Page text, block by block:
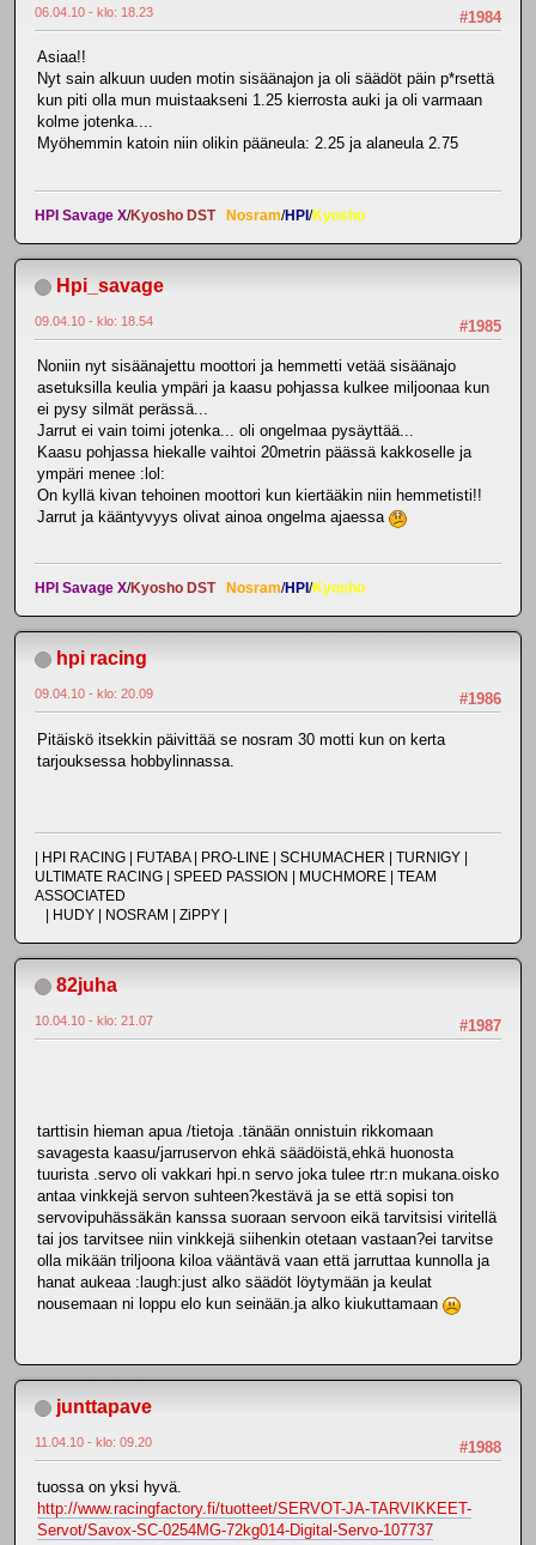
#1984
06.04.10 - klo: 18.23
Asiaa!!
Nyt sain alkuun uuden motin sisäänajon ja oli säädöt päin p*rsettä
kun piti olla mun muistaakseni 1.25 kierrosta auki ja oli varmaan
kolme jotenka....
Myöhemmin katoin niin olikin pääneula: 2.25 ja alaneula 2.75
HPI Savage X/Kyosho DST Nosram/HPI/Kyosho
Hpi_savage
#1985
09.04.10 - klo: 18.54
Noniin nyt sisäänajettu moottori ja hemmetti vetää sisäänajo
asetuksilla keulia ympäri ja kaasu pohjassa kulkee miljoonaa kun
ei pysy silmät perässä...
Jarrut ei vain toimi jotenka... oli ongelmaa pysäyttää...
Kaasu pohjassa hiekalle vaihtoi 20metrin päässä kakkoselle ja
ympäri menee :lol:
On kyllä kivan tehoinen moottori kun kiertääkin niin hemmetisti!!
Jarrut ja kääntyvyys olivat ainoa ongelma ajaessa
HPI Savage X/Kyosho DST Nosram/HPI /Kyosho
hpi racing
#1986
09.04.10 - klo: 20.09
Pitäiskö itsekkin päivittää se nosram 30 motti kun on kerta
tarjouksessa hobbylinnassa.
| HPI RACING | FUTABA | PRO-LINE | SCHUMACHER | TURNIGY |
ULTIMATE RACING | SPEED PASSION | MUCHMORE | TEAM
ASSOCIATED
| HUDY | NOSRAM | ZiPPY |
82juha
#1987
10.04.10 - klo: 21.07
tarttisin hieman apua /tietoja .tänään onnistuin rikkomaan
savagesta kaasu/jarruservon ehkä säädöistä,ehkä huonosta
tuurista .servo oli vakkari hpi.n servo joka tulee rtr:n mukana.oisko
antaa vinkkejä servon suhteen?kestävä ja se että sopisi ton
servovipuhässäkän kanssa suoraan servoon eikä tarvitsisi viritellä
tai jos tarvitsee niin vinkkejä siihenkin otetaan vastaan?ei tarvitse
olla mikään triljoona kiloa vääntävä vaan että jarruttaa kunnolla ja
hanat aukeaa :laugh:just alko säädöt löytymään ja keulat
nousemaan ni loppu elo kun seinään.ja alko kiukuttamaan
junttapave
#1988
11.04.10 - klo: 09.20
tuossa on yksi hyvä.
http://www.racingfactory.fi/tuotteet/SERVOT-JA-TARVIKKEET-
Servot/Savox-SC-0254MG-72kg014-Digital-Servo-107737